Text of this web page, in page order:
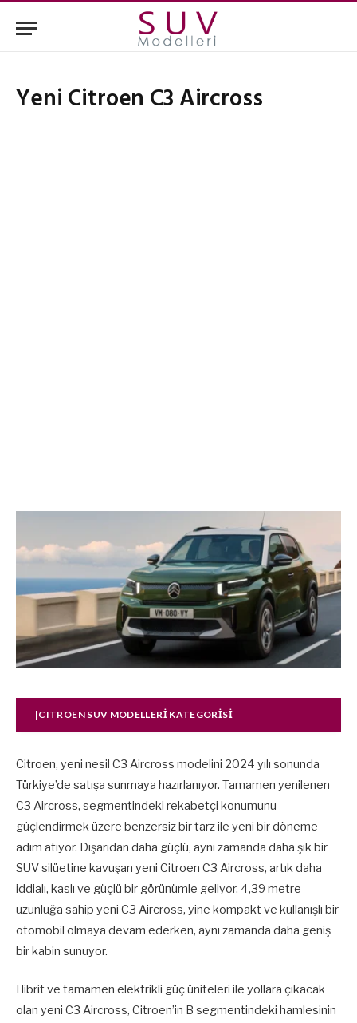
Yeni Citroen C3 Aircross
|CITROEN SUV MODELLERI KATEGORISI
Citroen, yeni nesil C3 Aircross modelini 2024 yılı sonunda
Türkiye’de satışa sunmaya hazırlanıyor. Tamamen yenilenen
C3 Aircross, segmentindeki rekabetçi konumunu
güçlendirmek üzere benzersiz bir tarz ile yeni bir döneme
adım atıyor. Dışarıdan daha güçlü, aynı zamanda daha şık bir
SUV silüetine kavuşan yeni Citroen C3 Aircross, artık daha
iddialı, kaslı ve güçlü bir görünümle geliyor. 4,39 metre
uzunluğa sahip yeni C3 Aircross, yine kompakt ve kullanışlı bir
otomobil olmaya devam ederken, aynı zamanda daha geniş
bir kabin sunuyor.
Hibrit ve tamamen elektrikli güç üniteleri ile yollara çıkacak
olan yeni C3 Aircross, Citroen’in B segmentindeki hamlesinin